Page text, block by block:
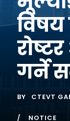
विषय
गर्ने
BY CTEVT
NOTICE